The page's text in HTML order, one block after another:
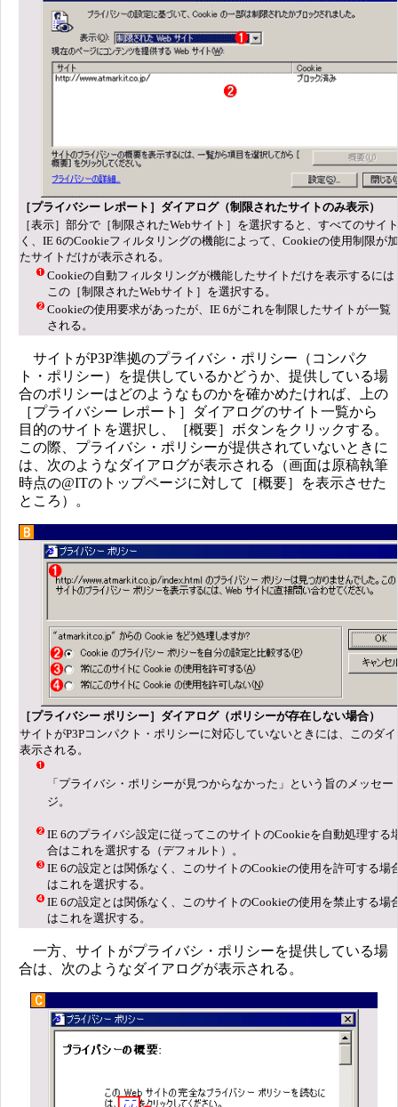
［プライバシー レポート］ダイアログ（制限されたサイトのみ表示）
［表示］部分で［制限されたWebサイト］を選択すると、すべてのサイ
く、IE 6のCookieフィルタリングの機能によって、Cookieの使用制限が
たサイトだけが表示される。
Cookieの自動フィルタリングが機能したサイトだけを表示するには
この［制限されたWebサイト］を選択する。
Cookieの使用要求があったが、IE 6がこれを制限したサイトが一覧
される。
サイトがP3P準拠のプライバシ・ポリシー（コンパク
ト・ポリシー）を提供しているかどうか、提供している場
合のポリシーはどのようなものかを確かめたければ、上の
［プライバシー レポート］ダイアログのサイト一覧から
目的のサイトを選択し、［概要］ボタンをクリックする。
この際、プライバシ・ポリシーが提供されていないときに
は、次のようなダイアログが表示される（画面は原稿執筆
時点の@ITのトップページに対して［概要］を表示させた
ところ）。
［プライバシー ポリシー］ダイアログ（ポリシーが存在しない場合）
サイトがP3Pコンパクト・ポリシーに対応していないときには、このダ
表示される。
「プライバシ・ポリシーが見つからなかった」という旨のメッセー
ジ。
IE 6のプライバシ設定に従ってこのサイトのCookieを自動処理する
合はこれを選択する（デフォルト）。
IE 6の設定とは関係なく、このサイトのCookieの使用を許可する場
はこれを選択する。
IE 6の設定とは関係なく、このサイトのCookieの使用を禁止する場
はこれを選択する。
一方、サイトがプライバシ・ポリシーを提供している場
合は、次のようなダイアログが表示される。